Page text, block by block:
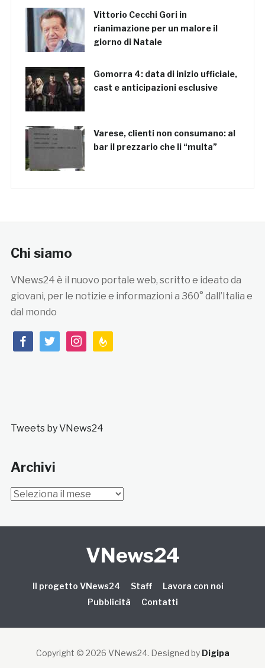
Vittorio Cecchi Gori in
rianimazione per un malore il
giorno di Natale
Gomorra 4: data di inizio ufficiale,
cast e anticipazioni esclusive
Varese, clienti non consumano: al
bar il prezzario che li “multa”
Chi siamo
VNews24 è il nuovo portale web, scritto e ideato da
giovani, per le notizie e informazioni a 360° dall’Italia e
dal mondo
facebooktwitterinstagramfeedburner
Tweets by VNews24
Archivi
Archivi
VNews24
Il progetto VNews24 Staff
Lavora con noi
Pubblicità
Contatti
Copyright © 2026 VNews24. Designed by Digipa